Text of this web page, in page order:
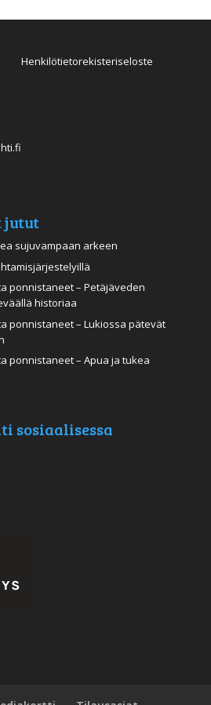
Henkilötietorekisteriseloste
jutut
sujuvampaan arkeen
ponnistaneet – Petäjäveden
historiaa
ponnistaneet – Lukiossa pätevät
ponnistaneet – Apua ja tukea
sosiaalisessa